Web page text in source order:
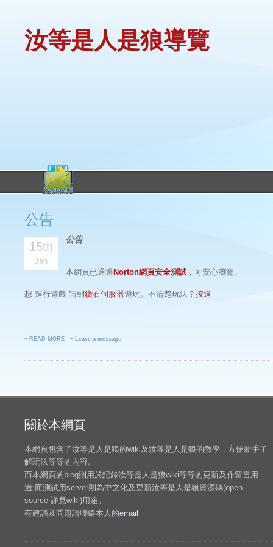
汝等是人是狼導覽
公告
15th
Jan
公告
本網頁已通過 Norton網頁安全測試 ，可安心瀏覽。
想 進行遊戲 請到 鑽石伺服器遊玩。不清楚玩法？ 按這
¬ READ MORE ¬ Leave a message
關於本網頁
本網頁包含了汝等是人是狼的wiki及汝等是人是狼的教學，方便新手了
解玩法等等的內容。
而本網頁的blog則用於記錄汝等是人是狼wiki等等的更新及作留言用
途;而測試用server則為中文化及更新汝等是人是狼資源碼(open
source 詳見wiki)用途。
有建議及問題請聯絡本人的email